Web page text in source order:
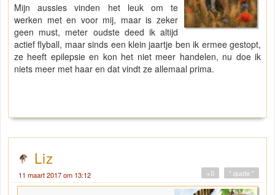
Mijn aussies vinden het leuk om te
werken met en voor mij, maar is zeker
geen must, meter oudste deed ik altijd
actief flyball, maar sinds een klein jaartje ben ik ermee gestopt,
ze heeft epilepsie en kon het niet meer handelen, nu doe ik
niets meer met haar en dat vindt ze allemaal prima.
Liz
11 maart 2017 om 13:12 " quote "
+0